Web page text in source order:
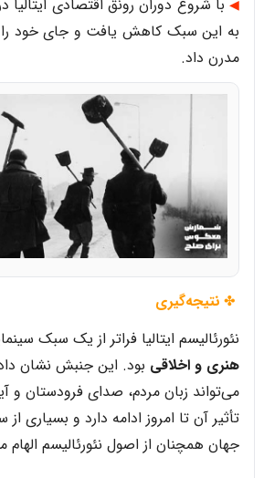
◀
به این سبک کاهش یافت و جای خود
مدرن داد.
✤ نتیجه‌گیری
نئورئالیسم ایتالیا فراتر از یک سبک
هنری و اخلاقی بود. این جنبش نشان
می‌تواند زبان مردم، صدای فرودستان و
تأثیر آن تا امروز ادامه دارد و بسیاری
جهان همچنان از اصول نئورئالیسم الهام